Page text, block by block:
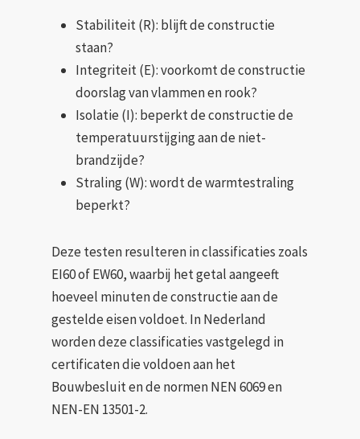
Stabiliteit (R): blijft de constructie
staan?
Integriteit (E): voorkomt de constructie
doorslag van vlammen en rook?
Isolatie (I): beperkt de constructie de
temperatuurstijging aan de niet-
brandzijde?
Straling (W): wordt de warmtestraling
beperkt?
Deze testen resulteren in classificaties zoals
EI60 of EW60, waarbij het getal aangeeft
hoeveel minuten de constructie aan de
gestelde eisen voldoet. In Nederland
worden deze classificaties vastgelegd in
certificaten die voldoen aan het
Bouwbesluit en de normen NEN 6069 en
NEN-EN 13501-2.